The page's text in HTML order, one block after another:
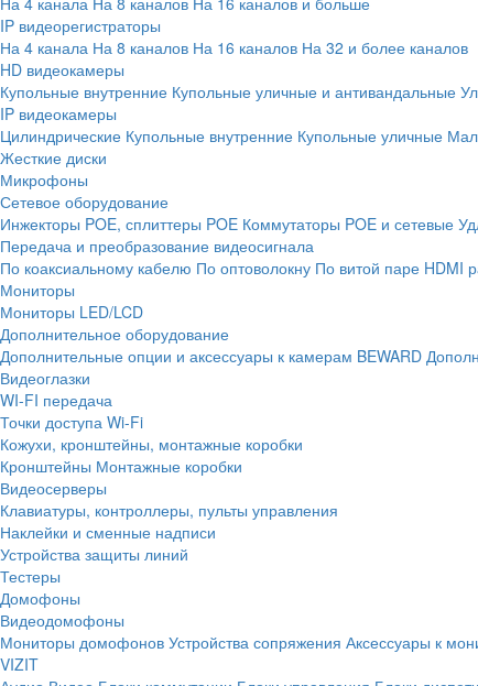
IP видеорегистраторы
На 4 канала На 8 каналов На 16 каналов На 32 и более каналов
HD видеокамеры
Купольные внутренние Купольные уличные и антивандальные
IP видеокамеры
Цилиндрические Купольные внутренние Купольные уличные
Жесткие диски
Микрофоны
Сетевое оборудование
Инжекторы POE, сплиттеры POE Коммутаторы POE и сетевые
Передача и преобразование видеосигнала
По коаксиальному кабелю По оптоволокну По витой паре HDMI
Мониторы
Мониторы LED/LCD
Дополнительное оборудование
Дополнительные опции и аксессуары к камерам BEWARD
Видеоглазки
WI-FI передача
Точки доступа Wi-Fi
Кожухи, кронштейны, монтажные коробки
Кронштейны Монтажные коробки
Видеосерверы
Клавиатуры, контроллеры, пульты управления
Наклейки и сменные надписи
Устройства защиты линий
Тестеры
Домофоны
Видеодомофоны
Мониторы домофонов Устройства сопряжения Аксессуары к
VIZIT